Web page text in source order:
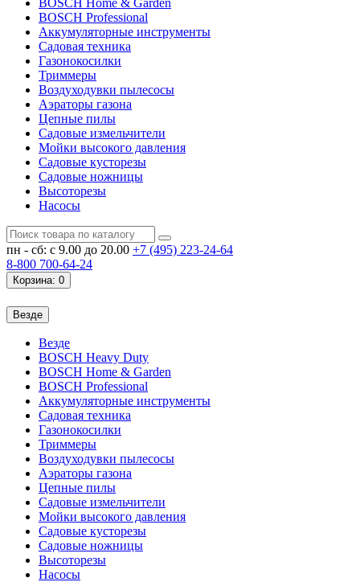
BOSCH Professional
Аккумуляторные инструменты
Садовая техника
Газонокосилки
Триммеры
Воздуходувки пылесосы
Аэраторы газона
Цепные пилы
Садовые измельчители
Мойки высокого давления
Садовые кусторезы
Садовые ножницы
Высоторезы
Насосы
пн - сб: с 9.00 до 20.00 +7 (495) 223-24-64
8-800 700-64-24
Корзина: 0
Везде
Везде
BOSCH Heavy Duty
BOSCH Home & Garden
BOSCH Professional
Аккумуляторные инструменты
Садовая техника
Газонокосилки
Триммеры
Воздуходувки пылесосы
Аэраторы газона
Цепные пилы
Садовые измельчители
Мойки высокого давления
Садовые кусторезы
Садовые ножницы
Высоторезы
Насосы